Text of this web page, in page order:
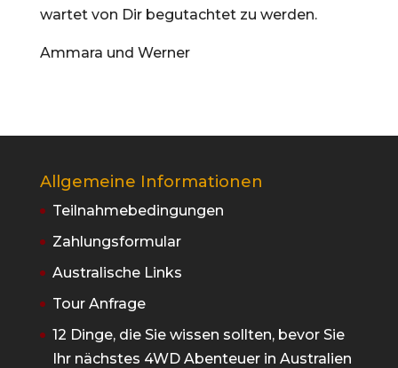
wartet von Dir begutachtet zu werden.
Ammara und Werner
Allgemeine Informationen
Teilnahmebedingungen
Zahlungsformular
Australische Links
Tour Anfrage
12 Dinge, die Sie wissen sollten, bevor Sie
Ihr nächstes 4WD Abenteuer in Australien